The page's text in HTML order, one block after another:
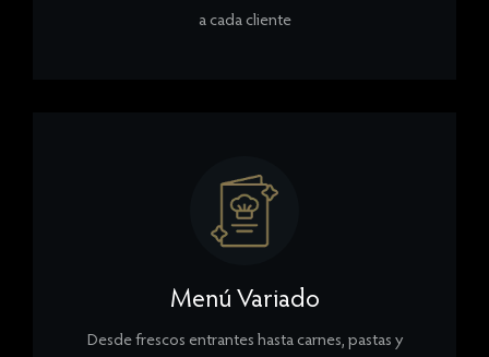
a cada cliente
Menú Variado
Desde frescos entrantes hasta carnes, pastas y